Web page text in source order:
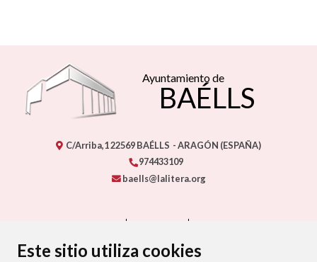
Este sitio utiliza cookies
Ayuntamiento de
BAÉLLS
C/Arriba,122569BAÉLLS - ARAGÓN (ESPAÑA)
974433109
baells@lalitera.org
PROTECCIÓN DE DATOS
POLÍTICA DE COOKIES